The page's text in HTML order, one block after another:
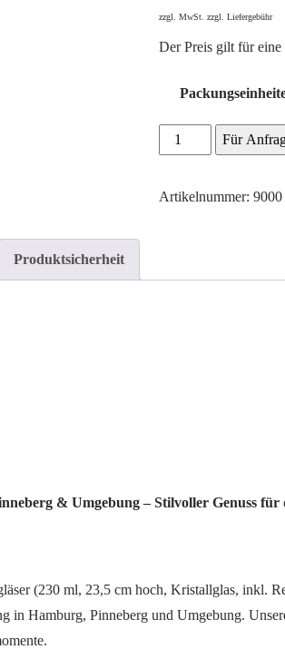
zzgl. MwSt. zzgl. Liefergebühr
Der Preis gilt für
Champagnerglas
Für
Artikelnummer: 9000
Produktsicherheit
& Umgebung – Stilvoller Genuss für
(230 ml, 23,5 cm hoch, Kristallglas, inkl.
in Hamburg, Pinneberg und Umgebung.